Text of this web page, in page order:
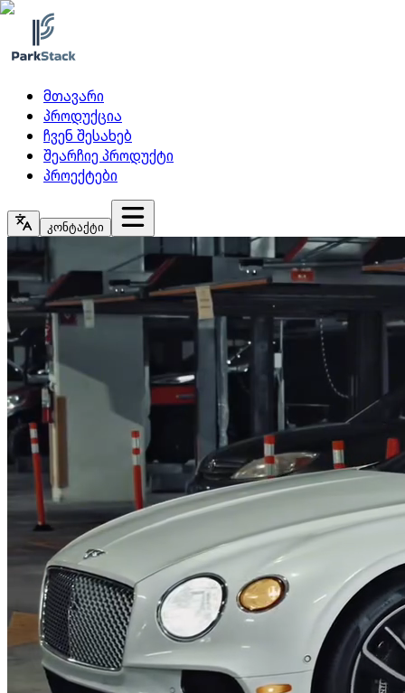
მთავარი
პროდუქცია
ჩვენ შესახებ
შეარჩიე პროდუქტი
პროექტები
კონტაქტი